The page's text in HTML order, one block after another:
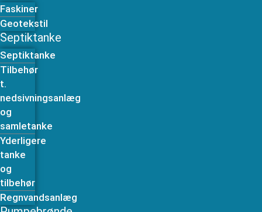
Faskiner
Geotekstil
Septiktanke
Septiktanke
Tilbehør
t.
nedsivningsanlæg
og
samletanke
Yderligere
tanke
og
tilbehør
Regnvandsanlæg